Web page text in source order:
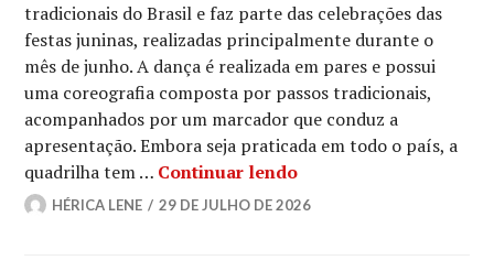
tradicionais do Brasil e faz parte das celebrações das
festas juninas, realizadas principalmente durante o
mês de junho. A dança é realizada em pares e possui
uma coreografia composta por passos tradicionais,
acompanhados por um marcador que conduz a
apresentação. Embora seja praticada em todo o país, a
quadrilha tem … Continuar lendoCultura popular: o
HÉRICA LENE 29 DE JULHO DE 2026